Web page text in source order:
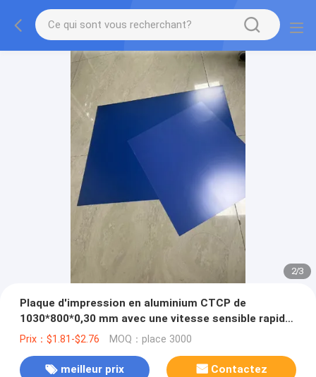
2/3
Plaque d'impression en aluminium CTCP de
1030*800*0,30 mm avec une vitesse sensible rapide
pour l'impression offset
Prix：$1.81-$2.76 MOQ：place 3000
meilleur prix Contactez